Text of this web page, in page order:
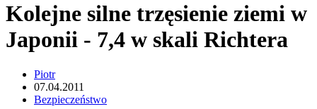
Kolejne silne trzęsienie ziemi w
Japonii - 7,4 w skali Richtera
Piotr
07.04.2011
Bezpieczeństwo